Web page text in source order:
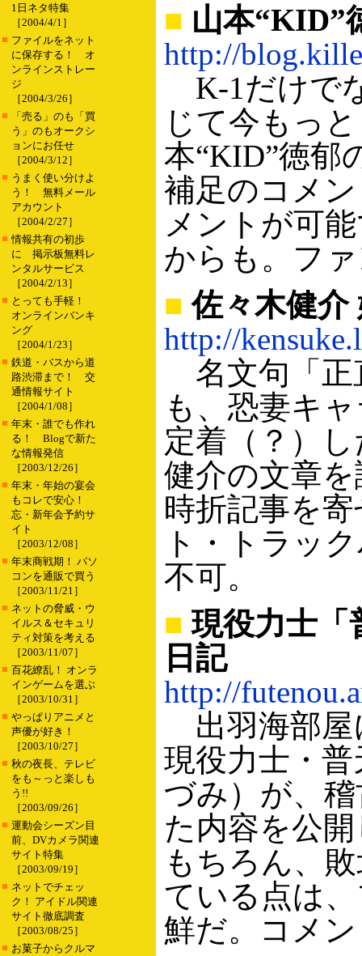
1日ネタ特集
［2004/4/1］
■ ファイルをネット
に保存する！ オ
ンラインストレー
ジ
［2004/3/26］
■
「売る」のも「買
う」のもオークシ
ョンにお任せ
［2004/3/12］
■ うまく使い分けよ
う！ 無料メール
アカウント
［2004/2/27］
■ 情報共有の初歩
に 掲示板無料レ
ンタルサービス
［2004/2/13］
■ とっても手軽！
オンラインバンキ
ング
［2004/1/23］
■ 鉄道・バスから道
路渋滞まで！ 交
通情報サイト
［2004/1/08］
■ 年末・誰でも作れ
る！ Blogで新た
な情報発信
［2003/12/26］
■ 年末・年始の宴会
もコレで安心！
忘・新年会予約サ
イト
［2003/12/08］
■ 年末商戦期！ パソ
コンを通販で買う
［2003/11/21］
■ ネットの脅威・ウ
イルス＆セキュリ
ティ対策を考える
［2003/11/07］
■ 百花繚乱！ オンラ
インゲームを選ぶ
［2003/10/31］
■ やっぱりアニメと
声優が好き！
［2003/10/27］
■ 秋の夜長、テレビ
をも～っと楽しも
う!!
［2003/09/26］
■ 運動会シーズン目
前、DVカメラ関連
サイト特集
［2003/09/19］
■ ネットでチェッ
ク！ アイドル関連
サイト徹底調査
［2003/08/25］
■ お菓子からクルマ
■ 山本“KID”
http://
K-1だけで
じて今もっ
本“KID”徳郁
補足のコメ
メントが可
からも。フ
■佐々木健介
http://
名文句「正
も、恐妻キ
定着（？）
健介の文章
時折記事を
ト・トラッ
不可。
■現役力士「
日記
http://
出羽海部屋
現役力士・
づみ）が、
た内容を公
もちろん、
ている点は
鮮だ。コメ